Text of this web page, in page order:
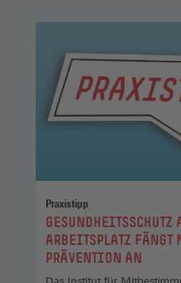
Praxistipp
:GESUNDHEITSSCHUTZ
ARBEITSPLATZ FÄNGT
PRÄVENTION AN